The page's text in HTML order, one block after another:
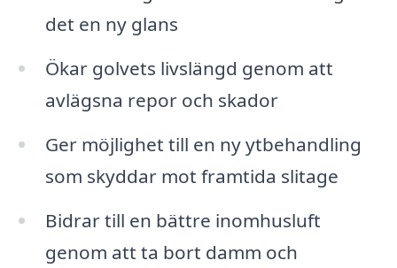
det en ny glans
Ökar golvets livslängd genom att
avlägsna repor och skador
Ger möjlighet till en ny ytbehandling
som skyddar mot framtida slitage
Bidrar till en bättre inomhusluft
genom att ta bort damm och